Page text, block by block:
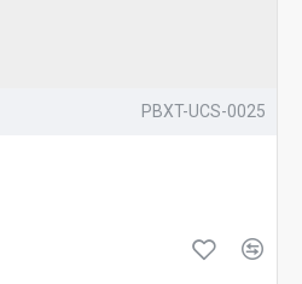
PBXT-UCS-0025